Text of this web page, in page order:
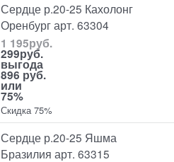
Сердце р.20-25 Кахолонг
Оренбург арт. 63304
1 195руб.
299руб.
выгода
896 руб.
или
75%
Скидка 75%
Сердце р.20-25 Яшма
Бразилия арт. 63315